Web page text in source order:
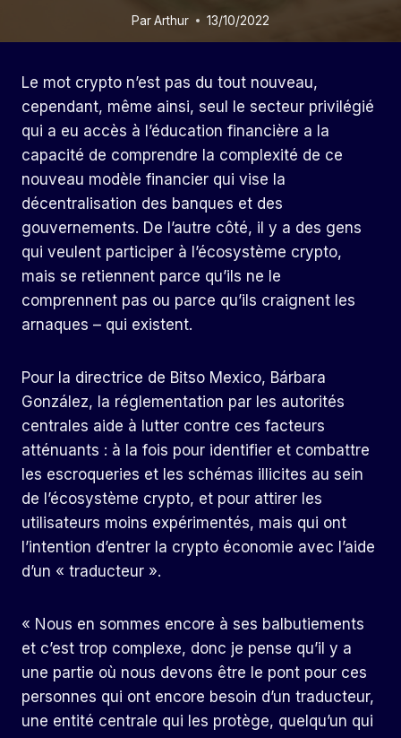
ParArthur 13/10/2022
Le mot crypto n’est pas du tout nouveau,
cependant, même ainsi, seul le secteur privilégié
qui a eu accès à l’éducation financière a la
capacité de comprendre la complexité de ce
nouveau modèle financier qui vise la
décentralisation des banques et des
gouvernements. De l’autre côté, il y a des gens
qui veulent participer à l’écosystème crypto,
mais se retiennent parce qu’ils ne le
comprennent pas ou parce qu’ils craignent les
arnaques – qui existent.
Pour la directrice de Bitso Mexico, Bárbara
González, la réglementation par les autorités
centrales aide à lutter contre ces facteurs
atténuants : à la fois pour identifier et combattre
les escroqueries et les schémas illicites au sein
de l’écosystème crypto, et pour attirer les
utilisateurs moins expérimentés, mais qui ont
l’intention d’entrer la crypto économie avec l’aide
d’un « traducteur ».
« Nous en sommes encore à ses balbutiements
et c’est trop complexe, donc je pense qu’il y a
une partie où nous devons être le pont pour ces
personnes qui ont encore besoin d’un traducteur,
une entité centrale qui les protège, quelqu’un qui